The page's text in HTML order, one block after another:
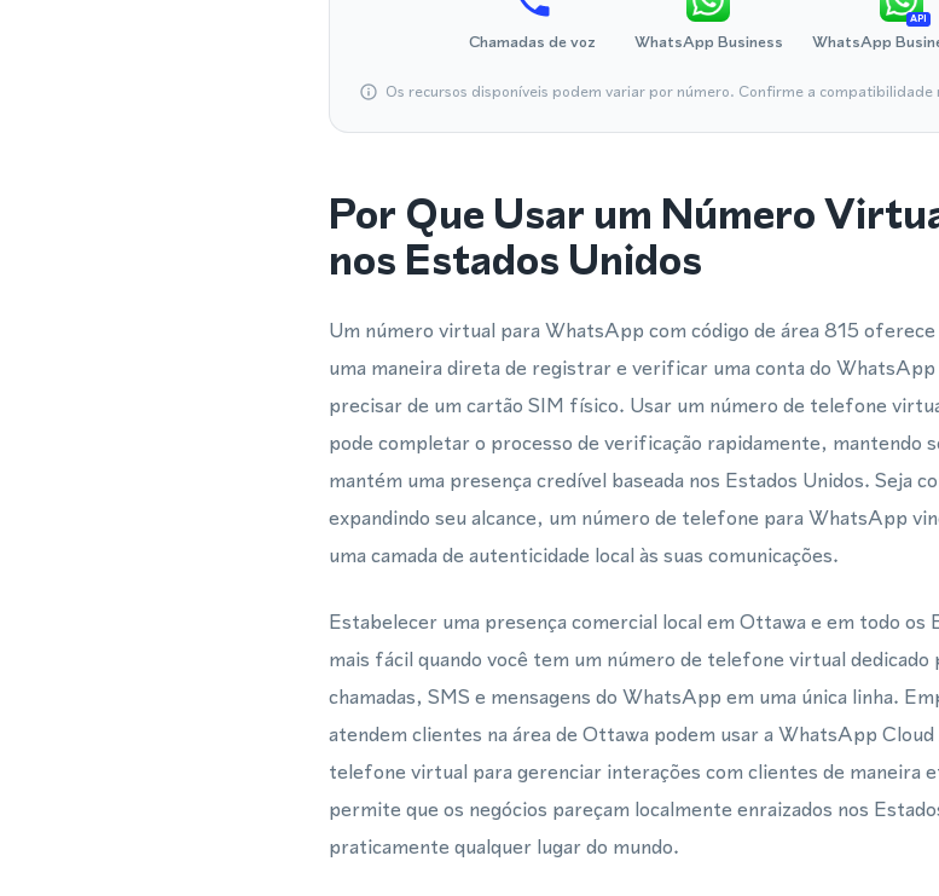
Chamadas de voz WhatsApp Business
API
WhatsApp
Os recursos disponíveis podem variar por número. Confirme a
Por Que Usar um Número
nos Estados Unidos
Um número virtual para WhatsApp com código de área 815
uma maneira direta de registrar e verificar uma conta do
precisar de um cartão SIM físico. Usar um número de telefone
pode completar o processo de verificação rapidamente, mantendo
mantém uma presença credível baseada nos Estados Unidos. Seja
expandindo seu alcance, um número de telefone para WhatsApp
uma camada de autenticidade local às suas comunicações.
Estabelecer uma presença comercial local em Ottawa e em todo
mais fácil quando você tem um número de telefone virtual
chamadas, SMS e mensagens do WhatsApp em uma única linha.
atendem clientes na área de Ottawa podem usar a WhatsApp
telefone virtual para gerenciar interações com clientes de maneira
permite que os negócios pareçam localmente enraizados nos
praticamente qualquer lugar do mundo.